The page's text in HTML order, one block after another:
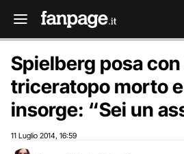
Spielberg posa
triceratopo morto
insorge: “Sei un
11 Luglio 2014 16:59